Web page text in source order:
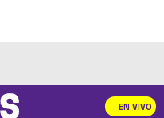
EN VIVO